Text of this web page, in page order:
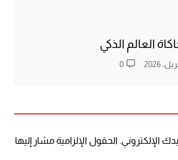
العالم الذكي
0
الإلكتروني. الحقول الإلزامية مشار إليها